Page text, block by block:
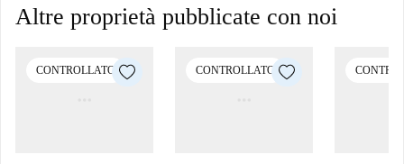
Altre proprietà pubblicate con noi
CONTROLLATO CONTROLLATO